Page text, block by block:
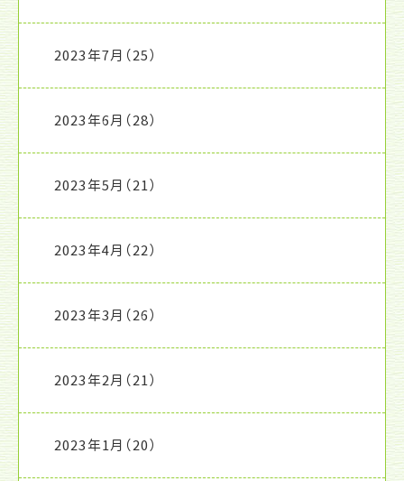
2023年7月 （25）
2023年6月 （28）
2023年5月 （21）
2023年4月 （22）
2023年3月 （26）
2023年2月 （21）
2023年1月 （20）